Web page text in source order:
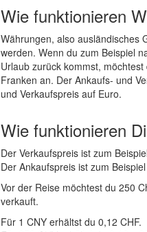
Wie funktionieren
Währungen, also ausländisches
werden. Wenn du zum Beispiel
Urlaub zurück kommst,
Franken an. Der Ankaufs- und
und Verkaufspreis auf Euro.
Wie funktionieren
Der Verkaufspreis ist zum
Der Ankaufspreis ist zum
Vor der Reise möchtest du 250
verkauft.
Für 1 CNY erhältst du 0,12 CHF.